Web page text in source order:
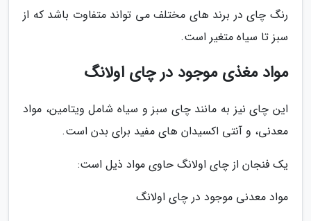
رنگ چای در برند های مختلف می تواند متفاوت باشد که از
سبز تا سیاه متغیر است.
مواد مغذی موجود در چای اولانگ
این چای نیز به مانند چای سبز و سیاه شامل ویتامین، مواد
معدنی، و آنتی اکسیدان های مفید برای بدن است.
یک فنجان از چای اولانگ حاوی مواد ذیل است:
مواد معدنی موجود در چای اولانگ